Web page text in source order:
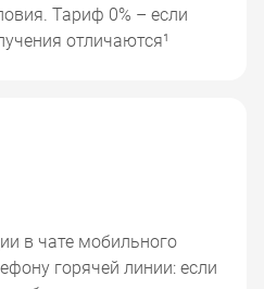
Тариф 0% – если
отличаются¹
в чате мобильного
горячей линии: если